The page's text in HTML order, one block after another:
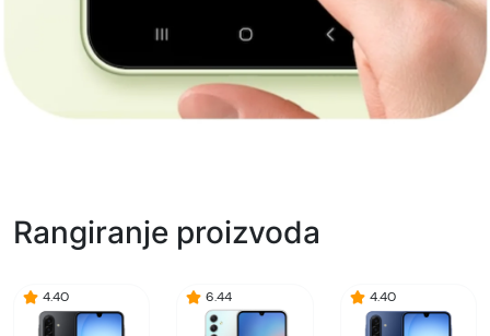
Rangiranje proizvoda
4.40 6.44 4.40